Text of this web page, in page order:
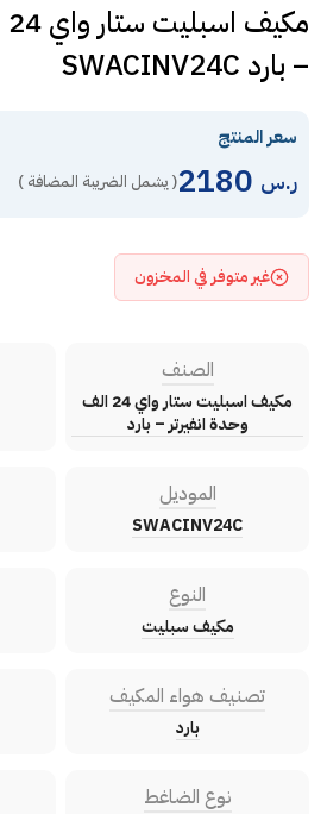
– بارد SWACINV24C
سعر المنتج
ر.س ( يشمل الضريبة المضافة )
غير متوفر في المخزون
الصنف
مكيف اسبليت ستار واي 24 الف
وحدة انفيرتر – بارد
الموديل
SWACINV24C
النوع
مكيف سبليت
تصنيف هواء المكيف
بارد
نوع الضاغط